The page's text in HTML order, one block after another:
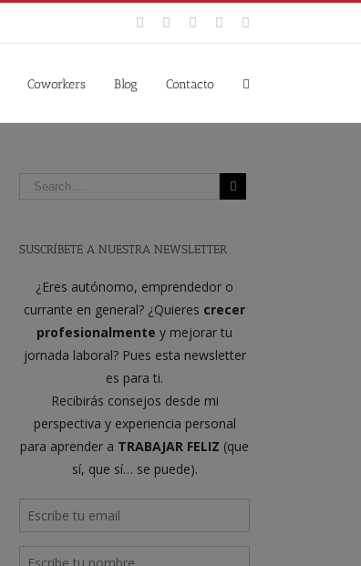
Facebook
TwitterYouTubeInstagram
Coworkers Blog Contacto
SUSCRÍBETE A NUESTRA NEWSLETTER